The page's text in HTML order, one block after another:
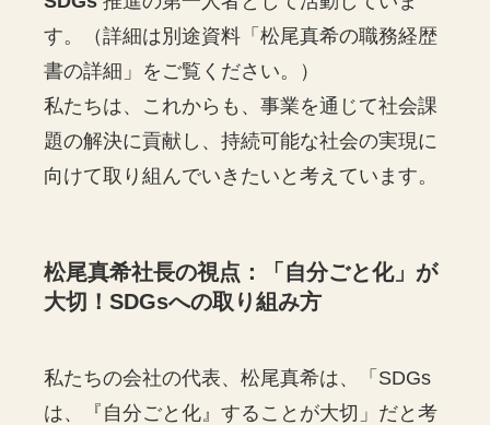
す。（詳細は別途資料「松尾真希の職務経歴
書の詳細」をご覧ください。）
私たちは、これからも、事業を通じて社会課
題の解決に貢献し、持続可能な社会の実現に
向けて取り組んでいきたいと考えています。
松尾真希社長の視点：「自分ごと化」が
大切！SDGsへの取り組み方
私たちの会社の代表、松尾真希は、「SDGs
は、『自分ごと化』することが大切」だと考